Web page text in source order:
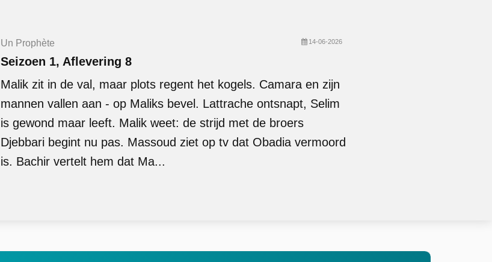
Un Prophète 14-06-2026
Seizoen 1, Aflevering 8
Malik zit in de val, maar plots regent het kogels. Camara en zijn
mannen vallen aan - op Maliks bevel. Lattrache ontsnapt, Selim
is gewond maar leeft. Malik weet: de strijd met de broers
Djebbari begint nu pas. Massoud ziet op tv dat Obadia vermoord
is. Bachir vertelt hem dat Ma...